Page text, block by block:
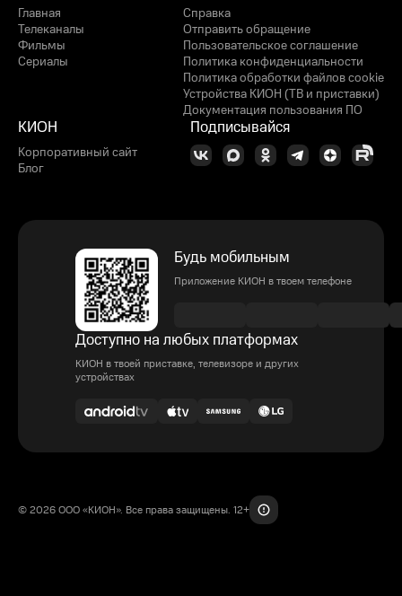
Главная
Телеканалы
Фильмы
Сериалы
Справка
Отправить обращение
Пользовательское соглашение
Политика конфиденциальности
Политика обработки файлов cookie
Устройства КИОН (ТВ и приставки)
Документация пользования ПО
КИОН
Корпоративный сайт
Блог
Подписывайся
Будь мобильным
Приложение КИОН в твоем телефоне
Доступно на любых платформах
КИОН в твоей приставке, телевизоре и других
устройствах
© 2026 ООО «КИОН». Все права защищены. 12+